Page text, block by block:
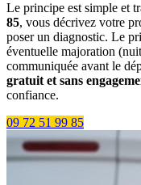
Le principe est simple et
85, vous décrivez votre
poser un diagnostic. Le
éventuelle majoration
communiquée avant le
gratuit et sans
confiance.
09 72 51 99 85